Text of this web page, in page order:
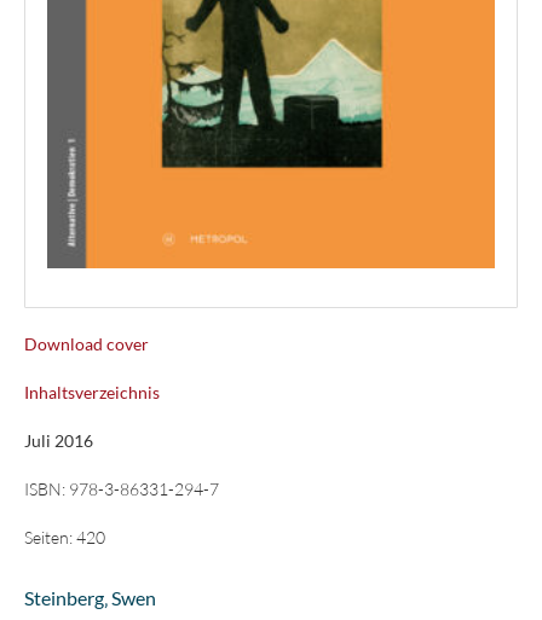
Download cover
Inhaltsverzeichnis
Juli 2016
ISBN: 978-3-86331-294-7
Seiten:420
Steinberg‚ Swen